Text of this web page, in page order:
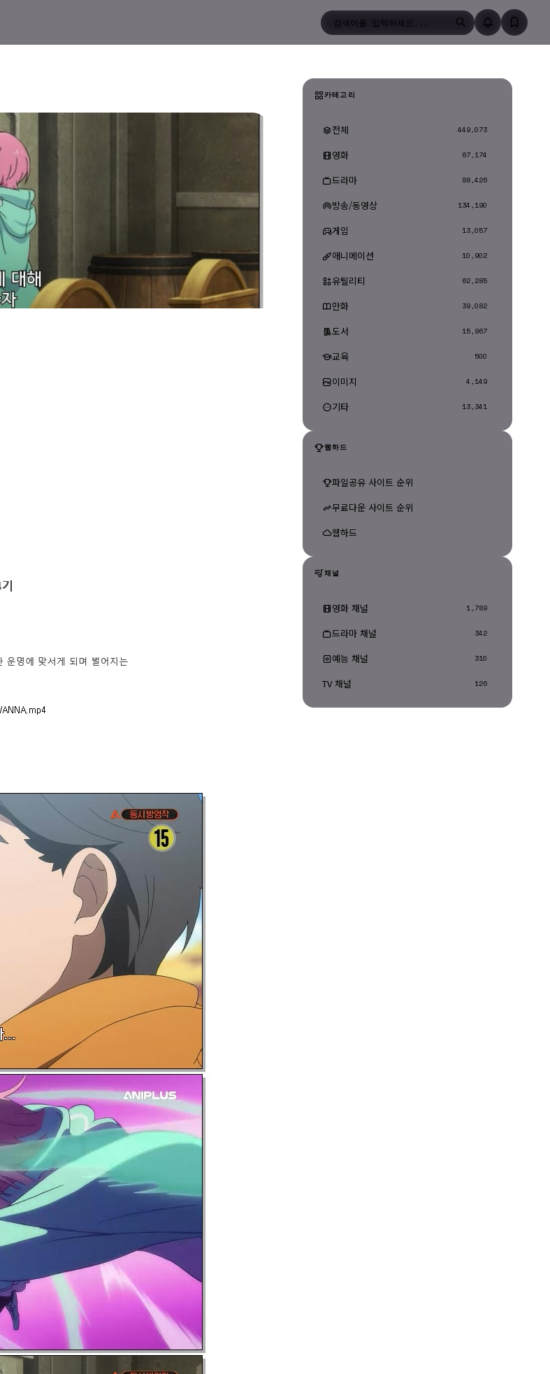
검색
카테고리
전체 449,073
영화 67,174
드라마 88,426
방송/동영상 134,190
게임 13,057
애니메이션 10,902
유틸리티 62,285
만화 39,082
도서 15,967
교육 500
이미지 4,149
기타 13,341
웹하드
파일공유 사이트 순위
무료다운 사이트 순위
웹하드
채널
영화 채널 1,789
드라마 채널 342
예능 채널 310
TV 채널 126